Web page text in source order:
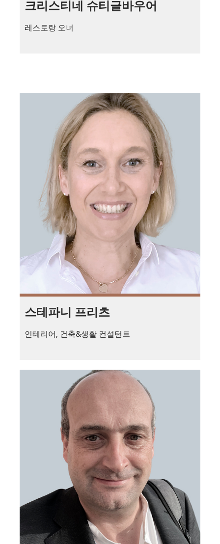
크리스티네 슈티글바우어
레스토랑 오너
스테파니 프리츠
인테리어, 건축&생활 컨설턴트